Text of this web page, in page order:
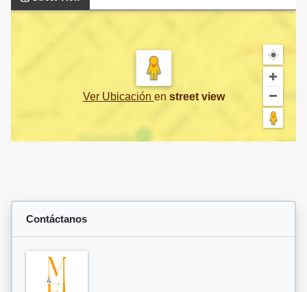
Ver Ubicación en street view
Contáctanos